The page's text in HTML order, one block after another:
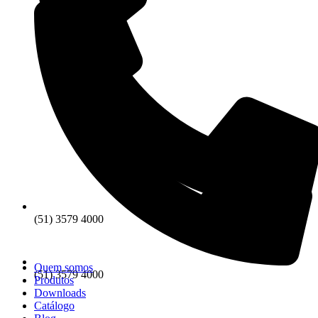
(51) 3579 4000
(51) 3579 4000
Quem somos
Produtos
Downloads
Catálogo